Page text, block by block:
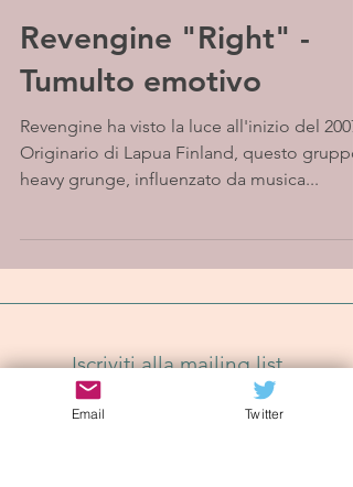
Revengine "Right" -
Tumulto emotivo
Revengine ha visto la luce all'inizio del 2007.
Originario di Lapua Finland, questo gruppo
heavy grunge, influenzato da musica...
Iscriviti alla mailing list
Email Twitter